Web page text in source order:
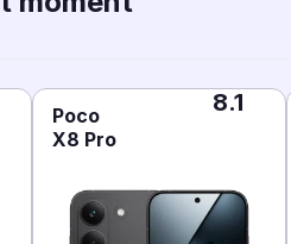
Poco
X8 Pro
8.1